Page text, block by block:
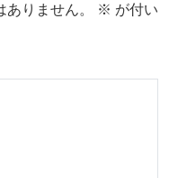
りません。 ※ が付い